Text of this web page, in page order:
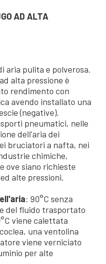
AD ALTA
aria pulita e polverosa.
alta pressione è
rendimento con
avendo installato una
(negative).
pneumatici, nelle
dell'aria dei
bruciatori a nafta, nei
chimiche,
ove siano richieste
alte pressioni.
: 90°C senza
del fluido trasportato
viene calettata
una ventolina
viene verniciato
per alte